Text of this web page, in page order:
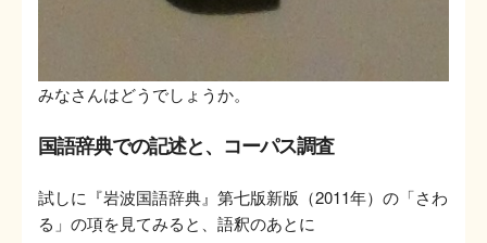
みなさんはどうでしょうか。
国語辞典での記述と、コーパス調査
試しに『岩波国語辞典』第七版新版（2011年）の「さわ
る」の項を見てみると、語釈のあとに